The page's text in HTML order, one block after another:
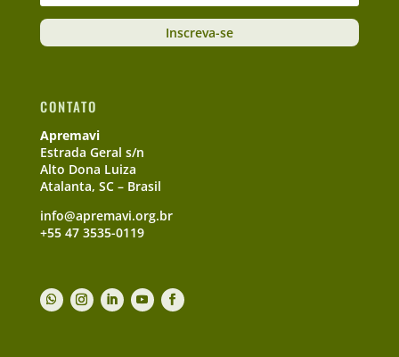
Inscreva-se
CONTATO
Apremavi
Estrada Geral s/n
Alto Dona Luiza
Atalanta, SC – Brasil
info@apremavi.org.br
+55 47 3535-0119